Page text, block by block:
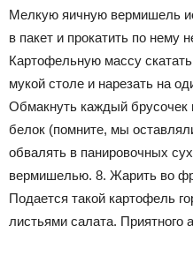
Мелкую яичную вермишель
в пакет и прокатить по нему
Картофельную массу
мукой столе и нарезать на
Обмакнуть каждый брусочек
белок (помните, мы
обвалять в панировочных
вермишелью. 8. Жарить во
Подается такой картофель
листьями салата. Приятного